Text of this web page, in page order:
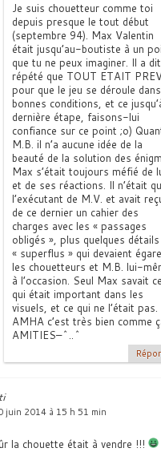
Je suis chouetteur comme toi
depuis presque le tout début
(septembre 94). Max Valentin
était jusqu’au-boutiste à un
que tu ne peux imaginer. Il a
répété que TOUT ETAIT
pour que le jeu se déroule
bonnes conditions, et ce
dernière étape, faisons-lui
confiance sur ce point ;o)
M.B. il n’a aucune idée de la
beauté de la solution des
Max s’était toujours méfié de
et de ses réactions. Il n’était
l’exécutant de M.V. et avait
de ce dernier un cahier des
charges avec les « passages
obligés », plus quelques détails
« superflus » qui devaient
les chouetteurs et M.B. lui-
à l’occasion. Seul Max savait ce
qui était important dans les
visuels, et ce qui ne l’était pas.
AMHA c’est très bien comme
AMITIES–^..^
juin 2014 à 15 h 51 min
la chouette était à vendre !!!